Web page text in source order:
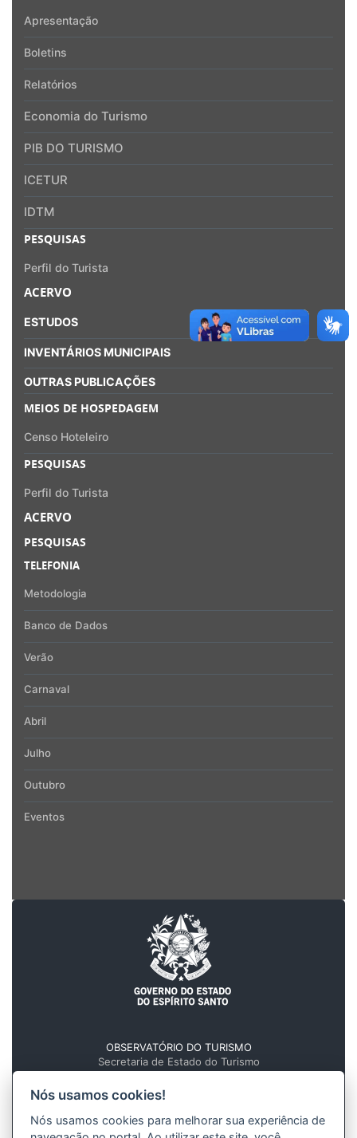
Apresentação
Boletins
Relatórios
Economia do Turismo
PIB DO TURISMO
ICETUR
IDTM
PESQUISAS
Perfil do Turista
ACERVO
ESTUDOS
INVENTÁRIOS MUNICIPAIS
OUTRAS PUBLICAÇÕES
MEIOS DE HOSPEDAGEM
Censo Hoteleiro
PESQUISAS
Perfil do Turista
ACERVO
PESQUISAS
TELEFONIA
Metodologia
Banco de Dados
Verão
Carnaval
Abril
Julho
Outubro
Eventos
OBSERVATÓRIO DO TURISMO
Secretaria de Estado do Turismo
Av. Marechal Mascarenhas de Moraes, nº 705
Forte São João - Centro, Vitória - ES
Nós usamos cookies!
Nós usamos cookies para melhorar sua experiência de